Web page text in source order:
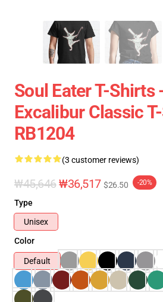
Soul Eater T-Shirts
Excalibur Classic
RB1204
(3 customer reviews)
₩45,646₩36,517 $26.50 -20%
Type
Unisex
Color
Default